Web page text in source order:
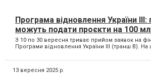
Програма відновлення України
можуть подати проєкти на 100
З 10 по 30 вересня триває прийом заявок на
Програми відновлення України ІІІ (транш B). На
13 вересня 2025 р.